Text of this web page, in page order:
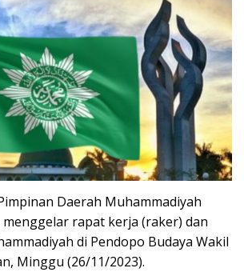
Daerah Muhammadiyah
menggelar rapat kerja (raker) dan
di Pendopo Budaya Wakil
Minggu (26/11/2023).